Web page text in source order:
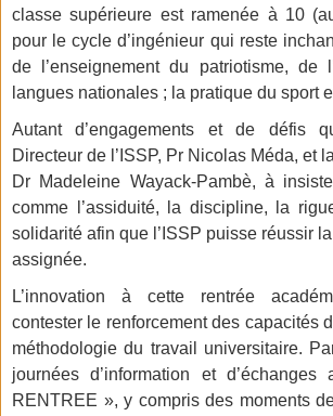
classe supérieure est ramenée à 10
pour le cycle d’ingénieur qui reste
de l’enseignement du patriotisme, de
langues nationales ; la pratique du sport
Autant d’engagements et de défis
Directeur de l’ISSP, Pr Nicolas Méda, et
Dr Madeleine Wayack-Pambè, à
comme l’assiduité, la discipline, la
solidarité afin que l’ISSP puisse réussir
assignée.
L’innovation à cette rentrée
contester le renforcement des capacités
méthodologie du travail universitaire.
journées d’information et
RENTREE », y compris des moments